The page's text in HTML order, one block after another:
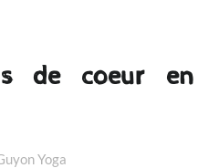
de coeur en
Yoga